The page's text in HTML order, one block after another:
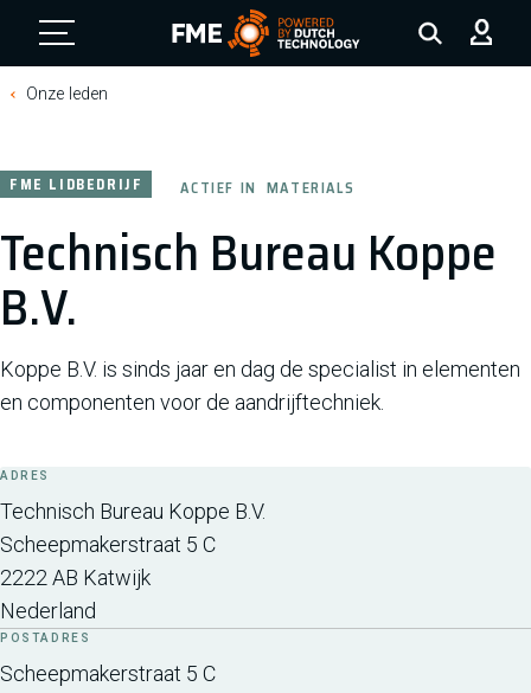
FME Logo, to the homepage
Onze leden
Technisch Bureau Koppe
B.V.
FME LIDBEDRIJF ACTIEF IN MATERIALS
Koppe B.V. is sinds jaar en dag de specialist in elementen
en componenten voor de aandrijftechniek.
ADRES
Technisch Bureau Koppe B.V.
Scheepmakerstraat 5 C
2222 AB Katwijk
Nederland
POSTADRES
Scheepmakerstraat 5 C